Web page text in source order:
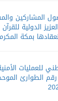
المشاركين
بمكة